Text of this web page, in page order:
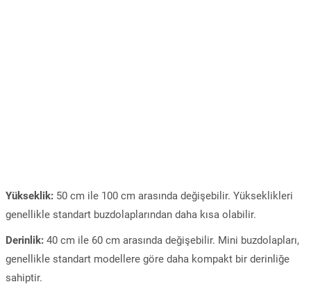
Yükseklik: 50 cm ile 100 cm arasında değişebilir. Yükseklikleri
genellikle standart buzdolaplarından daha kısa olabilir.
Derinlik: 40 cm ile 60 cm arasında değişebilir. Mini buzdolapları,
genellikle standart modellere göre daha kompakt bir derinliğe
sahiptir.